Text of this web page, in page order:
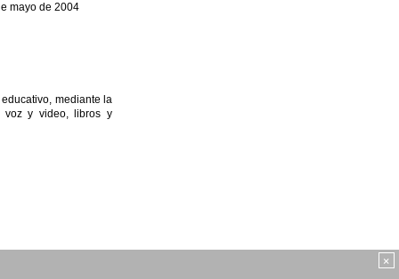
×
mayo de 2004
mediante la
voz y video, libros y